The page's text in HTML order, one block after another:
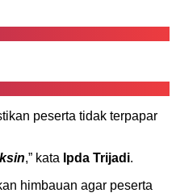
peserta tidak terpapar
,” kata Ipda Trijadi.
himbauan agar peserta